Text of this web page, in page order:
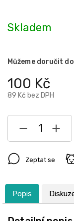
100 Kč
89 Kč bez DPH
Skladem
Můžeme doručit
Zeptat se
Popis